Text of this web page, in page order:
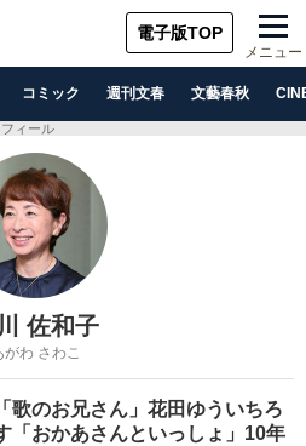
電子版TOP
メニュー
コミック 週刊文春 文藝春秋
ィール
佐和子
がわ さわこ
歌のお兄さん」花田ゆういちろ
「おかあさんといっしょ」10年